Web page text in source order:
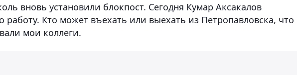
вновь установили блокпост. Сегодня Кумар Аксакалов
работу. Кто может въехать или выехать из Петропавловска, что
мои коллеги.